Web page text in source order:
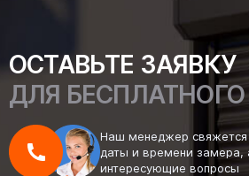
ОСТАВЬТЕ ЗАЯВКУ
ДЛЯ
Наш менеджер свяжется
даты и времени замера,
интересующие вопросы